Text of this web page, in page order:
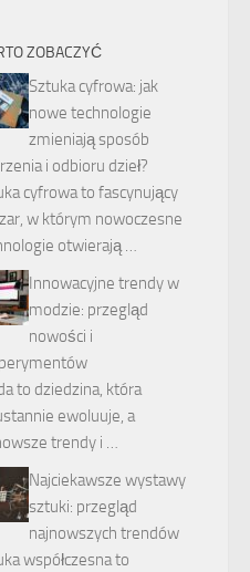
ZOBACZYĆ
Sztuka cyfrowa: jak
nowe technologie
zmieniają sposób
i odbioru dzieł?
cyfrowa to fascynujący
w którym nowoczesne
otwierają …
Innowacyjne trendy w
modzie: przegląd
nowości i
to dziedzina, która
ewoluuje, a
trendy i …
Najciekawsze wystawy
sztuki: przegląd
najnowszych trendów
współczesna to